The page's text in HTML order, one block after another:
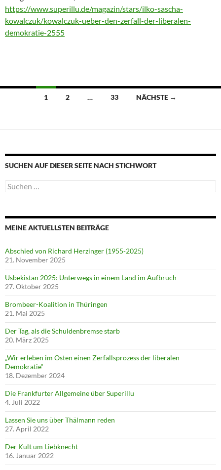
https://www.superillu.de/magazin/stars/ilko-sascha-
kowalczuk/kowalczuk-ueber-den-zerfall-der-liberalen-
demokratie-2555
Beitragsnavigation
1 2 … 33 NÄCHSTE →
SUCHEN AUF DIESER SEITE NACH STICHWORT
Suche
nach:
MEINE AKTUELLSTEN BEITRÄGE
Abschied von Richard Herzinger (1955-2025)
21. November 2025
Usbekistan 2025: Unterwegs in einem Land im Aufbruch
27. Oktober 2025
Brombeer-Koalition in Thüringen
21. Mai 2025
Der Tag, als die Schuldenbremse starb
20. März 2025
„Wir erleben im Osten einen Zerfallsprozess der liberalen
Demokratie“
18. Dezember 2024
Die Frankfurter Allgemeine über Superillu
4. Juli 2022
Lassen Sie uns über Thälmann reden
27. April 2022
Der Kult um Liebknecht
16. Januar 2022